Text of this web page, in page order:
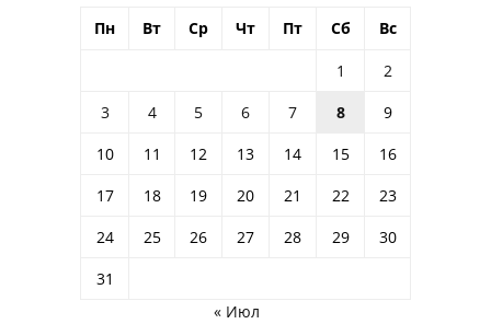
Пн Вт Ср Чт Пт Сб Вс
1
2
3
4 5 6 7 8
9
10
11 12 13 14 15
16
17
18 19 20 21 22
23
24
25 26 27 28 29
30
31
« Июл